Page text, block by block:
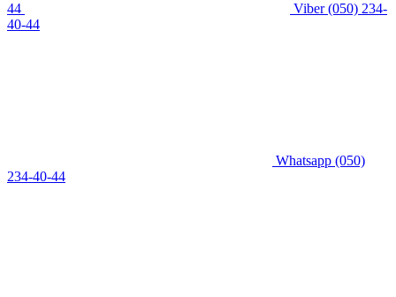
44 Viber(050) 234-
40-44
Whatsapp (050)
234-40-44